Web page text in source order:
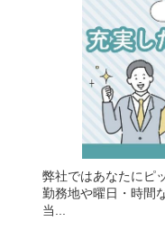
弊社ではあなたにピ
勤務地や曜日・時間
当...